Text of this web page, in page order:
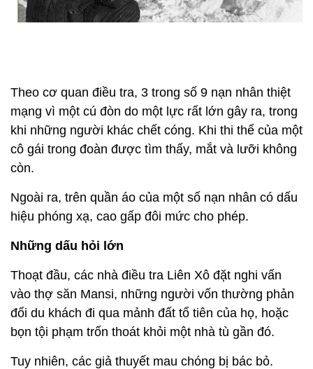
Theo cơ quan điều tra, 3 trong số 9 nạn nhân thiệt
mạng vì một cú đòn do một lực rất lớn gây ra, trong
khi những người khác chết cóng. Khi thi thể của một
cô gái trong đoàn được tìm thấy, mắt và lưỡi không
còn.
Ngoài ra, trên quần áo của một số nạn nhân có dấu
hiệu phóng xạ, cao gấp đôi mức cho phép.
Những dấu hỏi lớn
Thoạt đầu, các nhà điều tra Liên Xô đặt nghi vấn
vào thợ săn Mansi, những người vốn thường phản
đối du khách đi qua mảnh đất tổ tiên của họ, hoặc
bọn tội phạm trốn thoát khỏi một nhà tù gần đó.
Tuy nhiên, các giả thuyết mau chóng bị bác bỏ.